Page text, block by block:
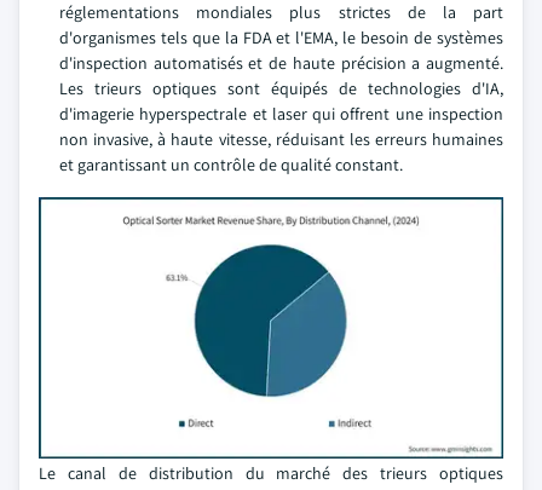
réglementations mondiales plus strictes de la part
d'organismes tels que la FDA et l'EMA, le besoin de systèmes
d'inspection automatisés et de haute précision a augmenté.
Les trieurs optiques sont équipés de technologies d'IA,
d'imagerie hyperspectrale et laser qui offrent une inspection
non invasive, à haute vitesse, réduisant les erreurs humaines
et garantissant un contrôle de qualité constant.
Le canal de distribution du marché des trieurs optiques